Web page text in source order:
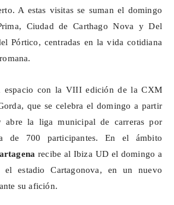
A estas visitas se suman el domingo
Ciudad deCarthago Nova y Del
Pórtico, centradas en la vida cotidiana
espacio con la VIII edición de la CXM
que se celebra el domingo a partir
abre la liga municipal de carreras por
de 700 participantes. En el ámbito
recibe al Ibiza UD el domingo a
estadio Cartagonova, en un nuevo
su afición.